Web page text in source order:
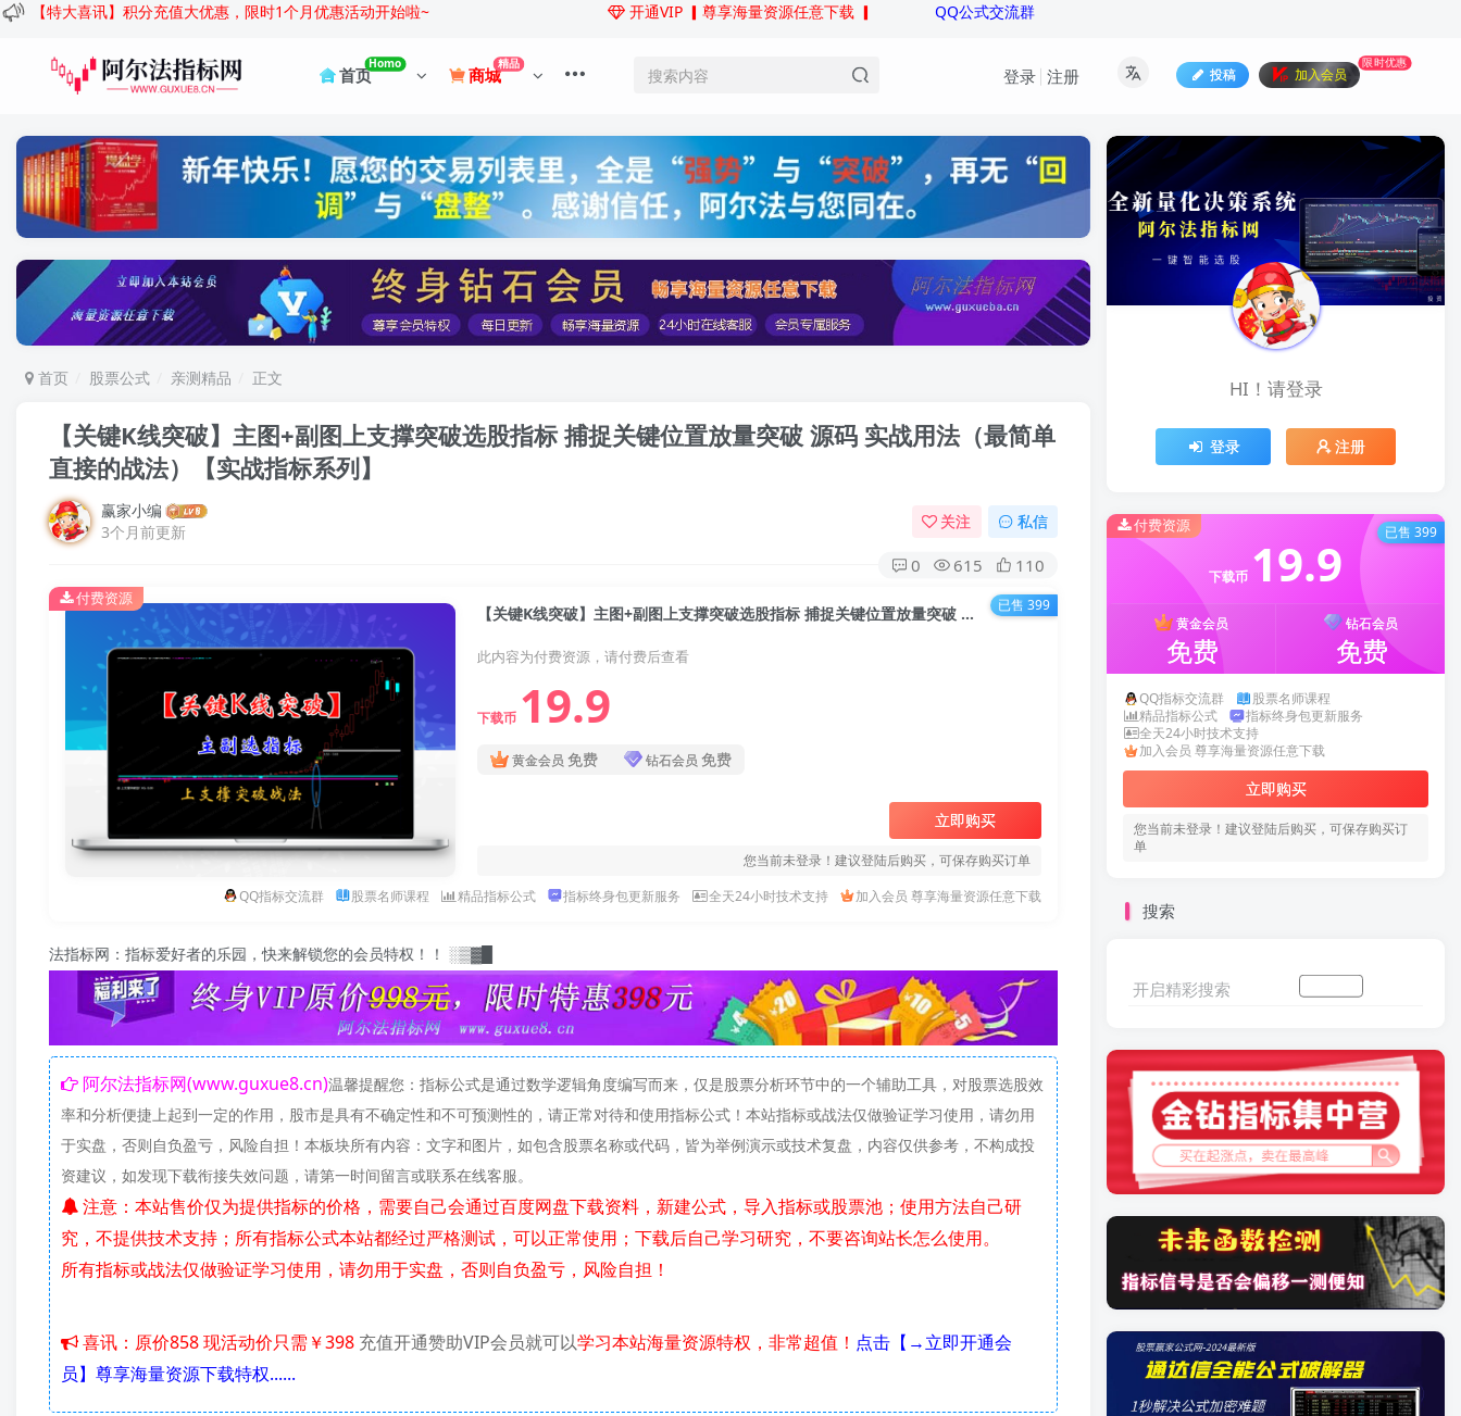
【特大喜讯】积分充值大优惠，限时1个月优惠活动开始啦~ 开通VIP ▎尊享海量资源任意下载 ▎ QQ公式交流群
首页
Homo
商城
精品
投稿 加入会员
限时优惠
登录 注册
首页 股票公式 亲测精品 正文
【关键K线突破】主图+副图上支撑突破选股指标 捕捉关键位置放量突破 源码 实战用法（最简单
直接的战法）
【实战指标系列】
赢家小编
3个月前更新
关注 私信
0 615 110
【关键K线突破】主图+副图上支撑突破选股指标 捕捉关键位置放量突破 源码 实战用法（最简单直接的战法）【实战指标系列】
此内容为付费资源，请付费后查看
下载币 19.9
黄金会员 免费 钻石会员 免费
立即购买
您当前未登录！建议登陆后购买，可保存购买订单
QQ指标交流群
股票名师课程 精品指标公式 指标终身包更新服务 全天24小时技术支持 加入会员 尊享海量资源任意下载
付费资源 已售 399
标爱好者的乐园，快来解锁您的会员特权！！ ░▒▓█
阿尔法指标网(www.guxue8.cn)温馨提醒您：指标公式是通过数学逻辑角度编写而来，仅是股票分析环节中的一个辅助工具，对股票选股效
率和分析便捷上起到一定的作用，股市是具有不确定性和不可预测性的，请正常对待和使用指标公式！本站指标或战法仅做验证学习使用，请勿用
于实盘，否则自负盈亏，风险自担！本板块所有内容：文字和图片，如包含股票名称或代码，皆为举例演示或技术复盘，内容仅供参考，不构成投
资建议，如发现下载衔接失效问题，请第一时间留言或联系在线客服。
究，不提供技术支持；所有指标公式本站都经过严格测试，可以正常使用；下载后自己学习研究，不要咨询站长怎么使用。
所有指标或战法仅做验证学习使用，请勿用于实盘，否则自负盈亏，风险自担！
喜讯：原价858 现活动价只需￥398 充值开通赞助VIP会员就可以学习本站海量资源特权，非常超值！ 点击【→立即开通会
员】尊享海量资源下载特权......
HI！请登录
登录 注册
付费资源
下载币 19.9
黄金会员
免费
钻石会员
免费
QQ指标交流群
股票名师课程
精品指标公式
指标终身包更新服务
全天24小时技术支持
加入会员 尊享海量资源任意下载
立即购买
您当前未登录！建议登陆后购买，可保存购买订
单
已售 399
搜索
开启精彩搜索